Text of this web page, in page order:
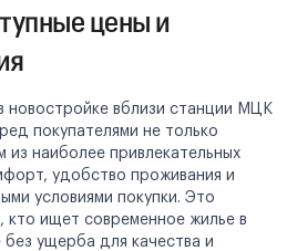
цены и
новостройке вблизи станции МЦК
покупателями не только
из наиболее привлекательных
удобство проживания и
условиями покупки. Это
кто ищет современное жилье в
ущерба для качества и